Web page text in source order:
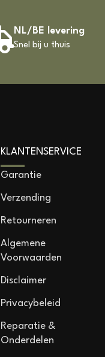
NL/BE levering
Snel bij u thuis
KLANTENSERVICE
Garantie
Verzending
Retourneren
Algemene
Voorwaarden
Disclaimer
Privacybeleid
Reparatie &
Onderdelen